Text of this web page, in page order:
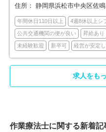
住所： 静岡県浜松市中央区佐鳴
年間休日110日以上 4週8休以上シ
公共交通機関の便が良い 昇給あり
未経験歓迎 新卒可 経営が安定
求人をも
作業療法士に関する新着記